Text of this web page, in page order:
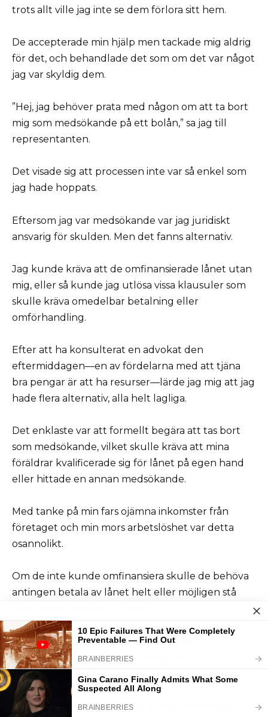
trots allt ville jag inte se dem förlora sitt hem.
De accepterade min hjälp men tackade mig aldrig
för det, och behandlade det som om det var något
jag var skyldig dem.
”Hej, jag behöver prata med någon om att ta bort
mig som medsökande på ett bolån,” sa jag till
representanten.
Det visade sig att processen inte var så enkel som
jag hade hoppats.
Eftersom jag var medsökande var jag juridiskt
ansvarig för skulden. Men det fanns alternativ.
Jag kunde kräva att de omfinansierade lånet utan
mig, eller så kunde jag utlösa vissa klausuler som
skulle kräva omedelbar betalning eller
omförhandling.
Efter att ha konsulterat en advokat den
eftermiddagen—en av fördelarna med att tjäna
bra pengar är att ha resurser—lärde jag mig att jag
hade flera alternativ, alla helt lagliga.
Det enklaste var att formellt begära att tas bort
som medsökande, vilket skulle kräva att mina
föräldrar kvalificerade sig för lånet på egen hand
eller hittade en annan medsökande.
Med tanke på min fars ojämna inkomster från
företaget och min mors arbetslöshet var detta
osannolikt.
Om de inte kunde omfinansiera skulle de behöva
antingen betala av lånet helt eller möjligen stå
Jag upptäckte också att som medsökande hade
jag fått kopior av alla låneutdrag och
betalningshistorik.
Mina föräldrar hade varit sena med betalningar